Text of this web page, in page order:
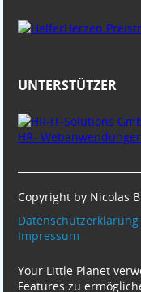
UNTERSTÜTZER
Copyright by Nicolas
Datenschutzerklärung
Impressum
Your Little Planet
Features zu